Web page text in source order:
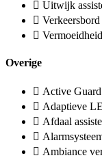
Uitwijk
Overige
Active
Adaptieve
Afdaal
Ambiance